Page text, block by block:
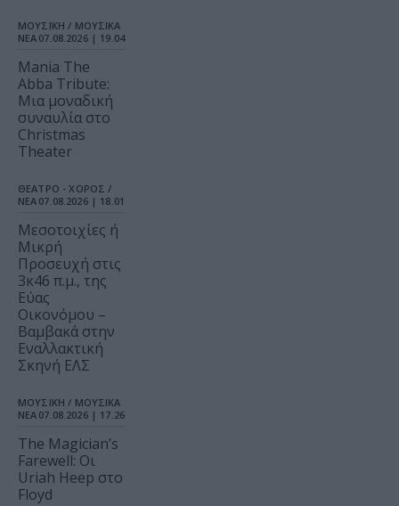
ΜΟΥΣΙΚΗ / ΜΟΥΣΙΚΑ
ΝΕΑ 07.08.2026 | 19.04
Mania The
Abba Tribute:
Μια μοναδική
συναυλία στο
Christmas
Theater
ΘΕΑΤΡΟ - ΧΟΡΟΣ /
ΝΕΑ 07.08.2026 | 18.01
Μεσοτοιχίες ή
Μικρή
Προσευχή στις
3κ46 π.μ., της
Εύας
Οικονόμου –
Βαμβακά στην
Εναλλακτική
Σκηνή ΕΛΣ
ΜΟΥΣΙΚΗ / ΜΟΥΣΙΚΑ
ΝΕΑ 07.08.2026 | 17.26
The Magician’s
Farewell: Οι
Uriah Heep στο
Floyd